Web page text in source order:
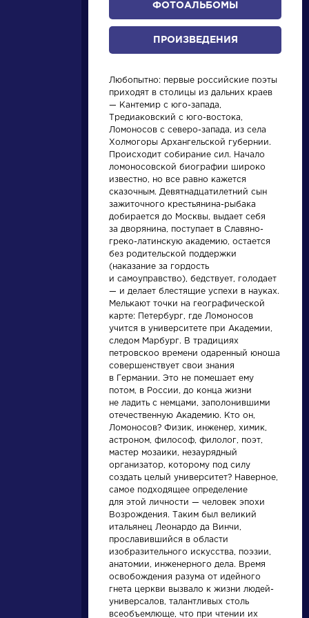
писатели
произведения
персонажи
словарь
Найти
Словарь
Литература. 8
класс: Учебная
хрестоматия для
углубленным и...
Произведения
На птичку
Державин Гаврила
Романович »
ФОТОАЛЬБОМЫ
ПРОИЗВЕДЕНИЯ
Любопытно: первые российские поэты
приходят в столицы из дальних краев
— Кантемир с юго-запада,
Тредиаковский с юго-востока,
Ломоносов с северо-запада, из села
Холмогоры Архангельской губернии.
Происходит собирание сил. Начало
ломоносовской биографии широко
известно, но все равно кажется
сказочным. Девятнадцатилетний сын
зажиточного крестьянина-рыбака
добирается до Москвы, выдает себя
за дворянина, поступает в Славяно-
греко-латинскую академию, остается
без родительской поддержки
(наказание за гордость
и самоуправство), бедствует, голодает
— и делает блестящие успехи в науках.
Мелькают точки на географической
карте: Петербург, где Ломоносов
учится в университете при Академии,
следом Марбург. В традициях
петровскоо времени одаренный юноша
совершенствует свои знания
в Германии. Это не помешает ему
потом, в России, до конца жизни
не ладить с немцами, заполонившими
отечественную Академию. Кто он,
Ломоносов? Физик, инженер, химик,
астроном, философ, филолог, поэт,
мастер мозаики, незаурядный
организатор, которому под силу
создать целый университет? Наверное,
самое подходящее определение
для этой личности — человек эпохи
Возрождения. Таким был великий
итальянец Леонардо да Винчи,
прославившийся в области
изобразительного искусства, поэзии,
анатомии, инженерного дела. Время
освобождения разума от идейного
гнета церкви вызвало к жизни людей-
универсалов, талантливых столь
всеобъемлюще, что при чтении их